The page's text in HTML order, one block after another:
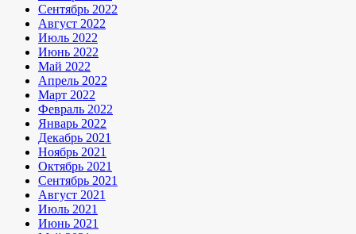
Сентябрь 2022
Август 2022
Июль 2022
Июнь 2022
Май 2022
Апрель 2022
Март 2022
Февраль 2022
Январь 2022
Декабрь 2021
Ноябрь 2021
Октябрь 2021
Сентябрь 2021
Август 2021
Июль 2021
Июнь 2021